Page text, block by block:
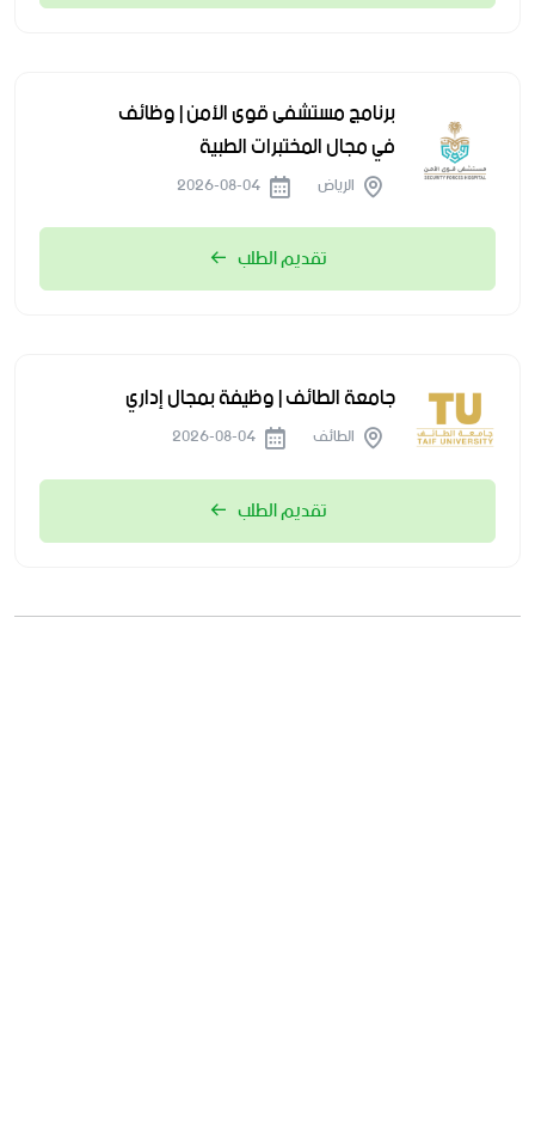
برنامج مستشفى قوى الأمن | وظائف
في مجال المختبرات الطبية
الرياض
تقديم الطلب
جامعة الطائف | وظيفة بمجال إداري
الطائف
تقديم الطلب